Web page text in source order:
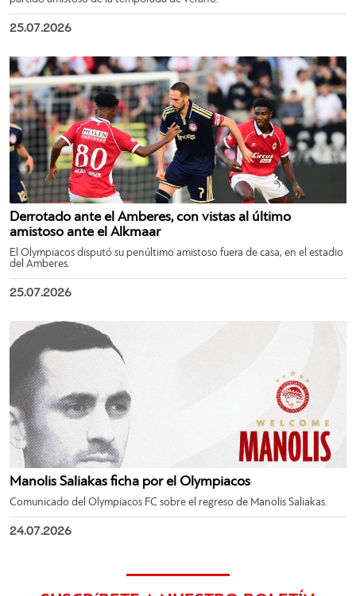
25.07.2026
Derrotado ante el Amberes, con vistas al último
amistoso ante el Alkmaar
El Olympiacos disputó su penúltimo amistoso fuera de casa, en el estadio
del Amberes.
25.07.2026
Manolis Saliakas ficha por el Olympiacos
Comunicado del Olympiacos FC sobre el regreso de Manolis Saliakas.
24.07.2026